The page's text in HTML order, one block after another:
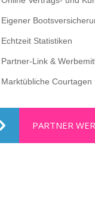
Eigener
Echtzeit Statistiken
Partner-Link &
Marktübliche Courtagen
PARTNER